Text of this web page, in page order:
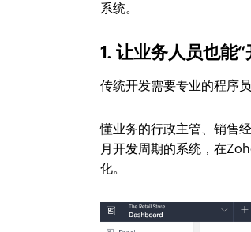
系统。
1. 让业务人员也能“
传统开发需要专业的程序
懂业务的行政主管、销售
月开发周期的系统，在
化。